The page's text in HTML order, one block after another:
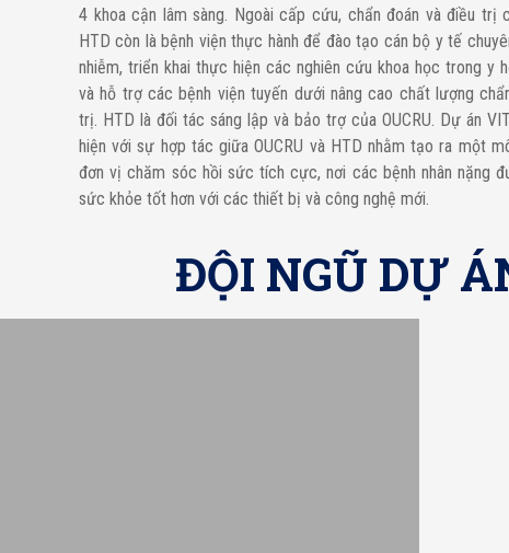
4 khoa cận lâm sàng. Ngoài cấp cứu, chẩn đoán và điều trị
HTD còn là bệnh viện thực hành để đào tạo cán bộ y tế
nhiễm, triển khai thực hiện các nghiên cứu khoa học trong y
và hỗ trợ các bệnh viện tuyến dưới nâng cao chất lượng
trị. HTD là đối tác sáng lập và bảo trợ của OUCRU. Dự án
hiện với sự hợp tác giữa OUCRU và HTD nhằm tạo ra một
đơn vị chăm sóc hồi sức tích cực, nơi các bệnh nhân nặng
sức khỏe tốt hơn với các thiết bị và công nghệ mới.
ĐỘI NGŨ DỰ